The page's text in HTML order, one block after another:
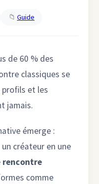
📁 Guide
de 60 % des
classiques se
profils et les
jamais.
émerge :
créateur en une
rencontre
comme